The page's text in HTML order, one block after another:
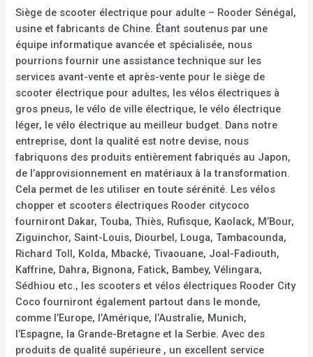
Siège de scooter électrique pour adulte – Rooder Sénégal,
usine et fabricants de Chine. Étant soutenus par une
équipe informatique avancée et spécialisée, nous
pourrions fournir une assistance technique sur les
services avant-vente et après-vente pour le siège de
scooter électrique pour adultes, les vélos électriques à
gros pneus, le vélo de ville électrique, le vélo électrique
léger, le vélo électrique au meilleur budget. Dans notre
entreprise, dont la qualité est notre devise, nous
fabriquons des produits entièrement fabriqués au Japon,
de l’approvisionnement en matériaux à la transformation.
Cela permet de les utiliser en toute sérénité. Les vélos
chopper et scooters électriques Rooder citycoco
fourniront Dakar, Touba, Thiès, Rufisque, Kaolack, M’Bour,
Ziguinchor, Saint-Louis, Diourbel, Louga, Tambacounda,
Richard Toll, Kolda, Mbacké, Tivaouane, Joal-Fadiouth,
Kaffrine, Dahra, Bignona, Fatick, Bambey, Vélingara,
Sédhiou etc., les scooters et vélos électriques Rooder City
Coco fourniront également partout dans le monde,
comme l’Europe, l’Amérique, l’Australie, Munich,
l’Espagne, la Grande-Bretagne et la Serbie. Avec des
produits de qualité supérieure , un excellent service